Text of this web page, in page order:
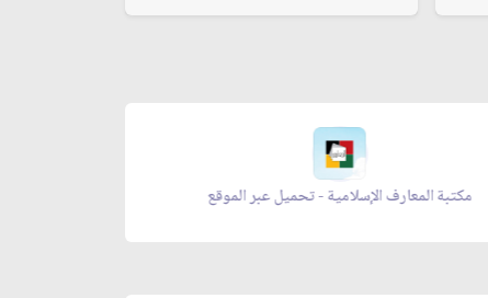
مكتبة المعارف الإسلامية - تحميل عبر الموقع